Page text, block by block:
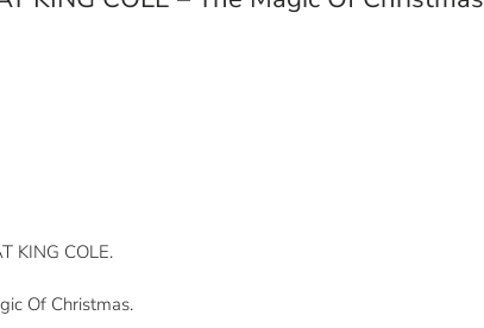
KING COLE.
Of Christmas.